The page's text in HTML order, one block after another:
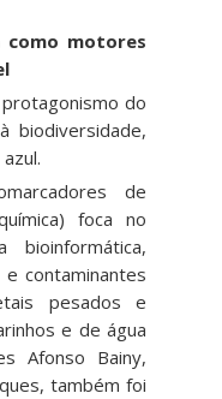
como motores
do
biodiversidade,
de
foca no
contaminantes
pesados e
e de água
Afonso Bainy,
também foi